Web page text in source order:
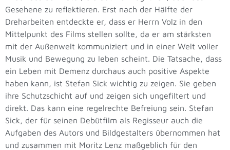
Gesehene zu reflektieren. Erst nach der Hälfte der
Dreharbeiten entdeckte er, dass er Herrn Volz in den
Mittelpunkt des Films stellen sollte, da er am stärksten
mit der Außenwelt kommuniziert und in einer Welt voller
Musik und Bewegung zu leben scheint. Die Tatsache, dass
ein Leben mit Demenz durchaus auch positive Aspekte
haben kann, ist Stefan Sick wichtig zu zeigen. Sie geben
ihre Schutzschicht auf und zeigen sich ungefiltert und
direkt. Das kann eine regelrechte Befreiung sein. Stefan
Sick, der für seinen Debütfilm als Regisseur auch die
Aufgaben des Autors und Bildgestalters übernommen hat
und zusammen mit Moritz Lenz maßgeblich für den